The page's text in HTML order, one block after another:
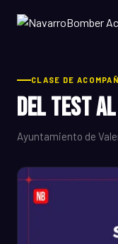
CLASE DE
Del Test al
Ayuntamiento de